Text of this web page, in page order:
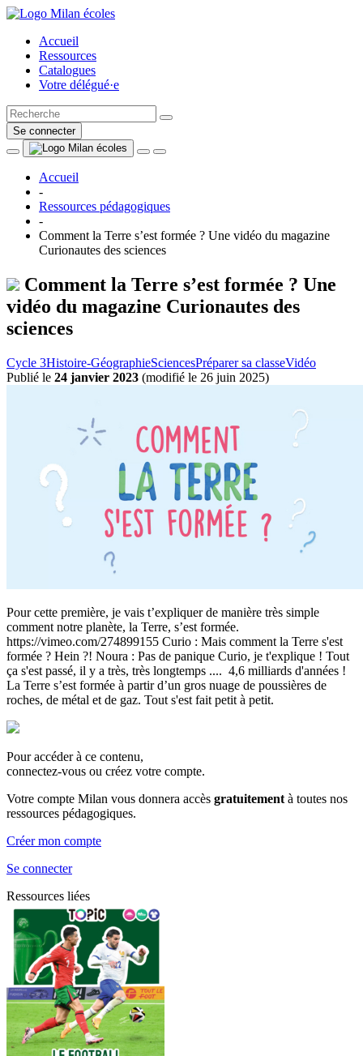
Accueil
Ressources
Catalogues
Votre délégué·e
Se connecter
Accueil
-
Ressources pédagogiques
-
Comment la Terre s’est formée ? Une vidéo du magazine
Curionautes des sciences
Comment la Terre s’est formée ? Une
vidéo du magazine Curionautes des
sciences
Cycle 3Histoire-GéographieSciencesPréparer sa classeVidéo
Publié le 24 janvier 2023 (modifié le 26 juin 2025)
Pour cette première, je vais t’expliquer de manière très simple
comment notre planète, la Terre, s’est formée.
https://vimeo.com/274899155 Curio : Mais comment la Terre s'est
formée ? Hein ?! Noura : Pas de panique Curio, je t'explique ! Tout
ça s'est passé, il y a très, très longtemps .... 4,6 milliards d'années !
La Terre s’est formée à partir d’un gros nuage de poussières de
roches, de métal et de gaz. Tout s'est fait petit à petit.
Pour accéder à ce contenu,
connectez-vous ou créez votre compte.
Votre compte Milan vous donnera accès gratuitement à toutes nos
ressources pédagogiques.
Créer mon compte
Se connecter
Ressources liées